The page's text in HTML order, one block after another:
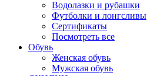
Водолазки и рубашки
Футболки и лонгсливы
Сертификаты
Посмотреть все
Обувь
Женская обувь
Мужская обувь